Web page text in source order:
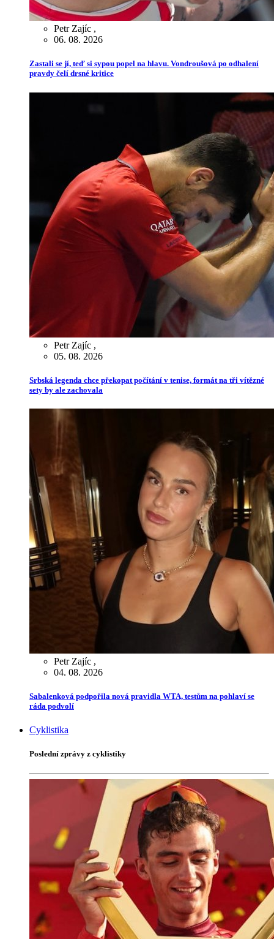
Petr Zajíc ,
06. 08. 2026
Zastali se jí, teď si sypou popel na hlavu. Vondroušová po odhalení
pravdy čelí drsné kritice
Petr Zajíc ,
05. 08. 2026
Srbská legenda chce překopat počítání v tenise, formát na tři vítězné
sety by ale zachovala
Petr Zajíc ,
04. 08. 2026
Sabalenková podpořila nová pravidla WTA, testům na pohlaví se
ráda podvolí
Cyklistika
Poslední zprávy z cyklistiky